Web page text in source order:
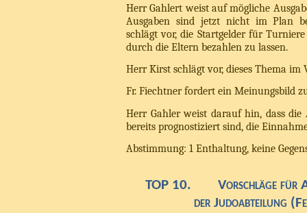
Herr Gahlert weist auf mögliche
Ausgaben sind jetzt nicht im Plan
schlägt vor, die Startgelder für
durch die Eltern bezahlen zu lassen.
Herr Kirst schlägt vor, dieses Thema im
Fr. Fiechtner fordert ein Meinungsbild
Herr Gahler weist darauf hin, dass die
bereits prognostiziert sind, die
Abstimmung: 1 Enthaltung, keine
TOP 10.
Vorschläge für
der Judoabteilung